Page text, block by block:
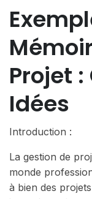
Projet
Idées
Introduction :
La gestion de
monde
à bien des